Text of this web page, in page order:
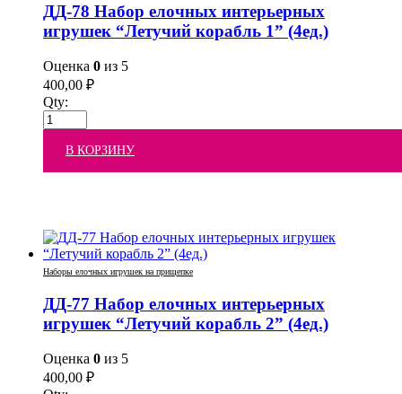
ДД-78 Набор елочных интерьерных
игрушек “Летучий корабль 1” (4ед.)
Оценка 0 из 5
400,00 ₽
Qty:
В КОРЗИНУ
Наборы елочных игрушек на прищепке
ДД-77 Набор елочных интерьерных
игрушек “Летучий корабль 2” (4ед.)
Оценка 0 из 5
400,00 ₽